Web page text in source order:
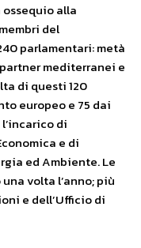
ossequio alla
del
parlamentari: metà
mediterranei e
di questi 120
europeo e 75 dai
di
e di
ed Ambiente. Le
volta l’anno; più
e dell’Ufficio di